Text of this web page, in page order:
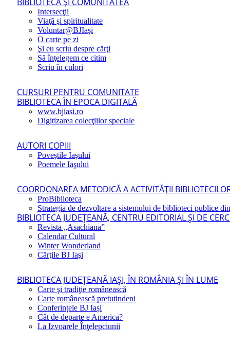
Intersecţii
Viaţă şi spiritualitate
Voluntar@BJIaşi
O carte pe zi
Şi eu scriu despre cărţi
Să înţelegem ce citim
Scriu în culori
CURSURI PENTRU COMUNITATE
BIBLIOTECA ÎN EPOCA DIGITALĂ
www.bjiasi.ro
Digitizarea colecţiilor speciale
AUTORI COPIII
Poveştile Iaşului
Poemele Iaşului
COORDONAREA METODICĂ A ACTIVITĂŢII
ProBiblioteca
Strategia de dezvoltare a sistemului de biblioteci publice
BIBLIOTECA JUDEŢEANĂ, CENTRU EDITORIAL ŞI DE
Revista „Asachiana”
Calendar Cultural
Winter Wonderland
Cărţile BJ Iaşi
BIBLIOTECA JUDEŢEANĂ IAŞI, ÎN ROMÂNIA ŞI ÎN LUME
Carte şi tradiţie românească
Carte românească pretutindeni
Conferințele BJ Iași
Cât de departe e America?
La Izvoarele Înţelepciunii